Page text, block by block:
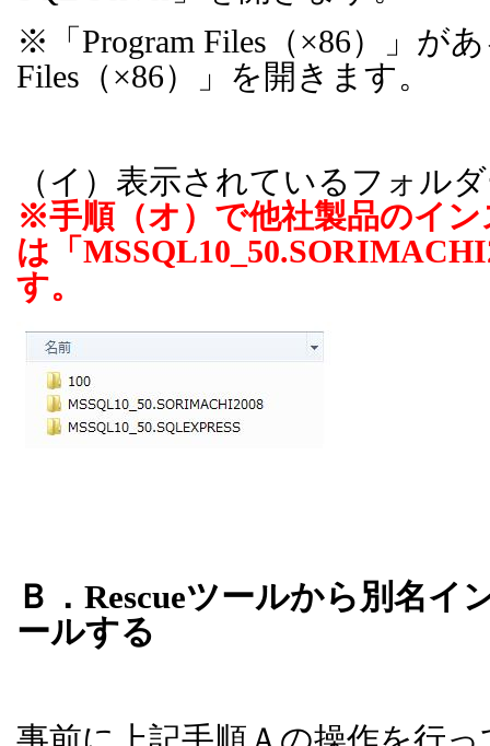
※「 Program Files （×86）」が
Files （×86）」を開きます。
（イ）表示されているフォル
※手順（オ）で他社製品のイ
は「
す。
Ｂ． Rescueツールから別名イ
ールする